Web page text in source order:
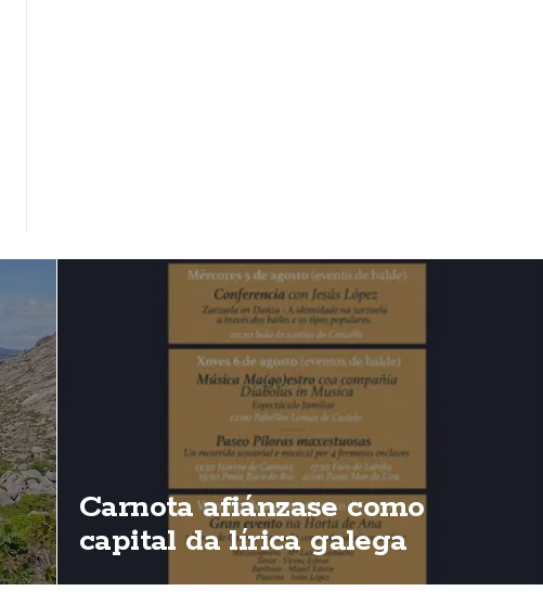
Carnota afiánzase como
capital da lírica galega